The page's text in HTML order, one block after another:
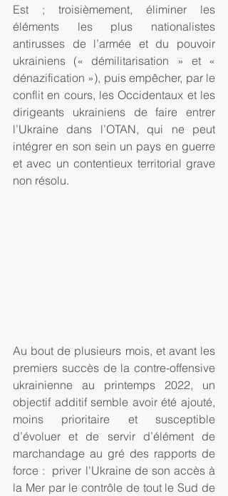
Est ; troisièmement, éliminer les
éléments les plus nationalistes
antirusses de l’armée et du pouvoir
ukrainiens (« démilitarisation » et «
dénazification »), puis empêcher, par le
conflit en cours, les Occidentaux et les
dirigeants ukrainiens de faire entrer
l’Ukraine dans l’OTAN, qui ne peut
intégrer en son sein un pays en guerre
et avec un contentieux territorial grave
non résolu.
Au bout de plusieurs mois, et avant les
premiers succès de la contre-offensive
ukrainienne au printemps 2022, un
objectif additif semble avoir été ajouté,
moins prioritaire et susceptible
d’évoluer et de servir d’élément de
marchandage au gré des rapports de
force :  priver l'Ukraine de son accès à
la Mer par le contrôle de tout le Sud de